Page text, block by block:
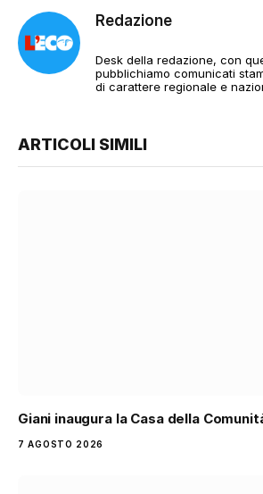
Redazione
Desk della redazione, con
pubblichiamo comunicati
di carattere regionale e
ARTICOLI SIMILI
Giani inaugura la Casa della
7 AGOSTO 2026